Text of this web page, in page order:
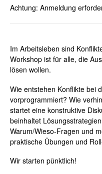
Achtung: Anmeldung
Im Arbeitsleben sind
Workshop ist für alle, die
lösen wollen.
Wie entstehen Konflikte bei
vorprogrammiert? Wie
startet eine konstruktive
beinhaltet
Warum/Wieso-Fragen und
praktische Übungen und
Wir starten pünktlich!